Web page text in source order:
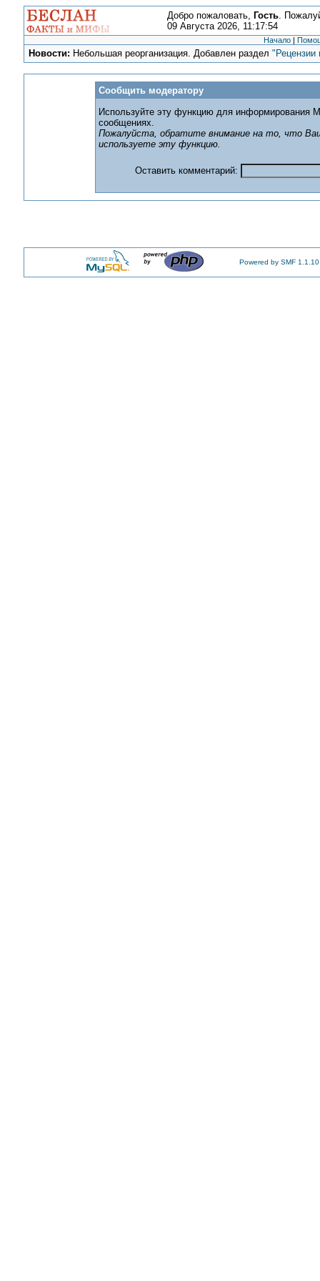
Добро пожаловать, Гость.
09 Августа 2026, 11:17:54
Начало |
Новости: Небольшая реорганизация. Добавлен раздел"Рецензии
Сообщить модератору
Используйте эту функцию для информирования
сообщениях.
Пожалуйста, обратите внимание на то, что
используете эту функцию.
Оставить комментарий:
Powered by SMF 1.1.10